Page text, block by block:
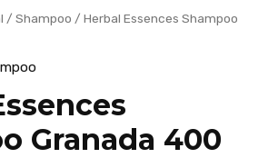
/ Shampoo / Herbal Essences Shampoo
Granada 400